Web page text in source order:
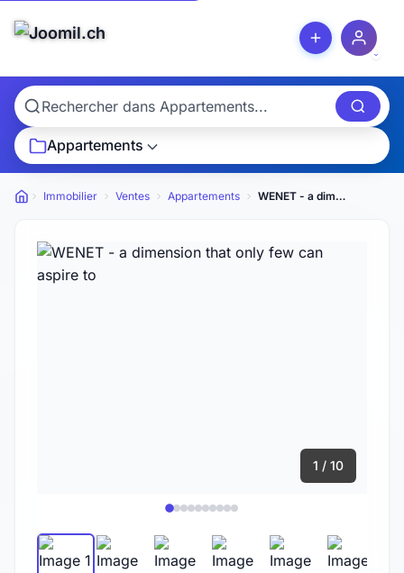
Appartements
Petites annonces
Immobilier Ventes Appartements WENET - a dimension that only few can aspire to
1 / 10